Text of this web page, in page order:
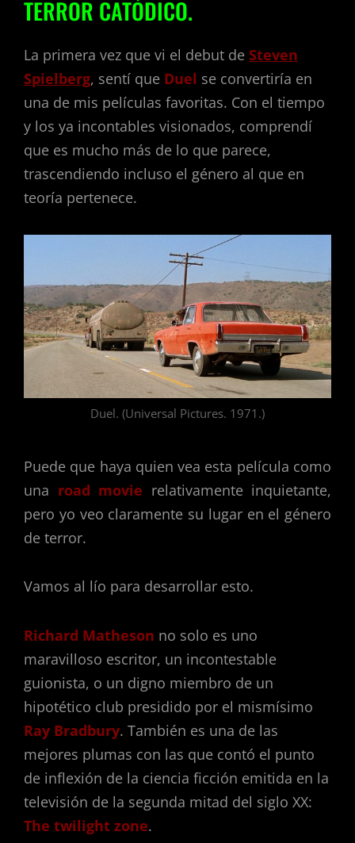
TERROR CATÓDICO.
La primera vez que vi el debut de Steven
Spielberg, sentí que Duel se convertiría en
una de mis películas favoritas. Con el tiempo
y los ya incontables visionados, comprendí
que es mucho más de lo que parece,
trascendiendo incluso el género al que en
teoría pertenece.
Duel. (Universal Pictures. 1971.)
Puede que haya quien vea esta película como
una road movie relativamente inquietante,
pero yo veo claramente su lugar en el género
de terror.
Vamos al lío para desarrollar esto.
Richard Matheson no solo es uno
maravilloso escritor, un incontestable
guionista, o un digno miembro de un
hipotético club presidido por el mismísimo
Ray Bradbury. También es una de las
mejores plumas con las que contó el punto
de inflexión de la ciencia ficción emitida en la
televisión de la segunda mitad del siglo XX:
The twilight zone.